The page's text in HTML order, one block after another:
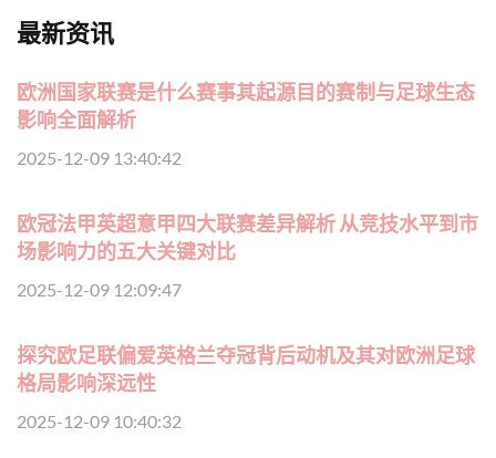
最新资讯
欧洲国家联赛是什么赛事其起源目的赛制与足球生态
影响全面解析
2025-12-09 13:40:42
欧冠法甲英超意甲四大联赛差异解析 从竞技水平到市
场影响力的五大关键对比
2025-12-09 12:09:47
探究欧足联偏爱英格兰夺冠背后动机及其对欧洲足球
格局影响深远性
2025-12-09 10:40:32